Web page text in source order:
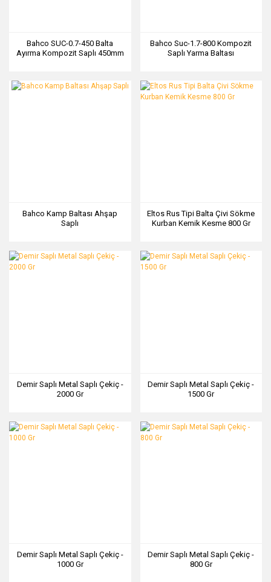
Bahco SUC-0.7-450 Balta
Ayırma Kompozit Saplı 450mm
Bahco Suc-1.7-800 Kompozit
Saplı Yarma Baltası
Bahco Kamp Baltası Ahşap
Saplı
Eltos Rus Tipi Balta Çivi Sökme
Kurban Kemik Kesme 800 Gr
Demir Saplı Metal Saplı Çekiç -
2000 Gr
Demir Saplı Metal Saplı Çekiç -
1500 Gr
Demir Saplı Metal Saplı Çekiç -
1000 Gr
Demir Saplı Metal Saplı Çekiç -
800 Gr